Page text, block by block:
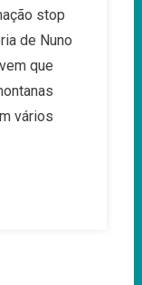
stop
de Nuno
que
vários